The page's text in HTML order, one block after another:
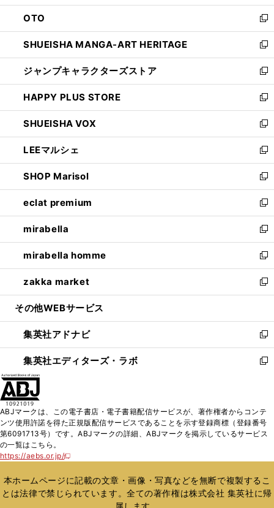
ウ
で
開
く
ン
ド
ウ
で
開
く
OTO
新
し
い
ウ
ィ
ン
ド
ウ
で
開
く
SHUEISHA MANGA-ART HERITAGE
新
し
い
ウ
ィ
ン
ド
ウ
で
開
く
ジャンプキャラクターズストア
新
し
い
ウ
ィ
ン
ド
ウ
で
開
く
HAPPY PLUS STORE
新
し
い
ウ
ィ
ン
ド
ウ
で
開
く
SHUEISHA VOX
新
し
い
ウ
ィ
ン
ド
ウ
で
開
く
LEEマルシェ
新
し
い
ウ
ィ
ン
ド
ウ
で
開
く
SHOP Marisol
新
し
い
ウ
ィ
ン
ド
ウ
で
開
eclat premium
新
し
い
ウ
ィ
ン
ド
ウ
開
く
mirabella
新
し
い
ウ
ィ
ン
ウ
で
開
く
mirabella homme
新
し
い
ウ
ン
ド
ウ
で
zakka market
新
し
ウ
ィ
ン
ド
く
その他WEBサービス
集英社アドナビ
新
し
い
ド
ウ
で
集英社エディターズ・ラボ
新
ィ
ン
ド
開
く
ABJマークは、この電子書店・電子書籍配信サービスが、著作権者からコンテ
ンツ使用許諾を得た正規版配信サービスであることを示す登録商標（登録番号
第6091713号）です。ABJマークの詳細、ABJマークを掲示しているサービス
の一覧はこちら。
https://aebs.or.jp/
新
い
ウ
ィ
本ホームページに記載の文章・画像・写真などを無断で複製するこ
とは法律で禁じられています。全ての著作権は株式会社 集英社に帰